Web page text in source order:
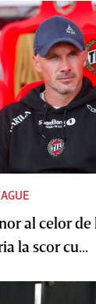
al celor de
la scor cu...